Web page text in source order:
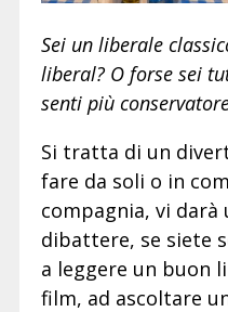
Sei un liberale
liberal? O forse sei
senti più
Si tratta di un
fare da soli o in
compagnia, vi
dibattere, se siete
a leggere un buon
film, ad ascoltare